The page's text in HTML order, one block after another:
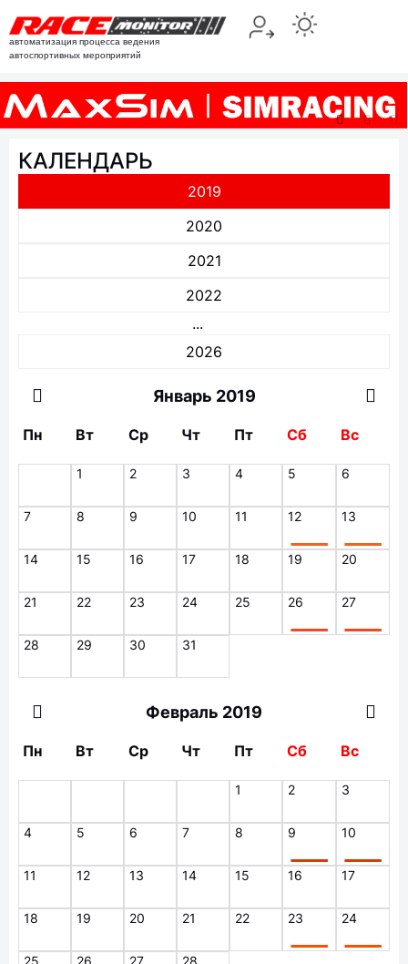
автоматизация процесса ведения
автоспортивных мероприятий
КАЛЕНДАРЬ
2019
2020
2021
2022
...
2026
Январь 2019
Пн Вт Ср Чт Пт Сб Вс
1 2 3 4 5 6
7 8 9 10 11 12 13
14 15 16 17 18 19 20
21 22 23 24 25 26 27
28 29 30 31
Февраль 2019
Пн Вт Ср Чт Пт Сб Вс
1 2 3
4 5 6 7 8 9 10
11 12 13 14 15 16 17
18 19 20 21 22 23 24